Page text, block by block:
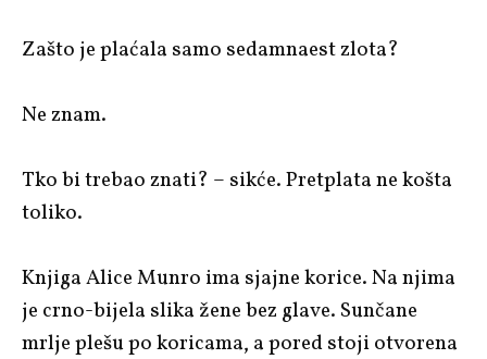
Zašto je plaćala samo sedamnaest zlota?
Ne znam.
Tko bi trebao znati? – sikće. Pretplata ne košta
toliko.
Knjiga Alice Munro ima sjajne korice. Na njima
je crno-bijela slika žene bez glave. Sunčane
mrlje plešu po koricama, a pored stoji otvorena